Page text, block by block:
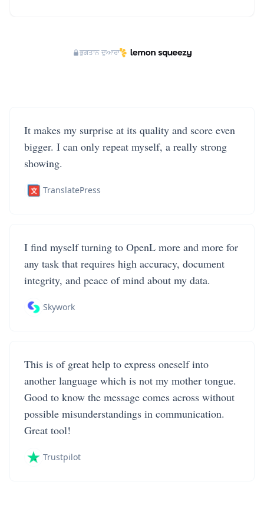
ਭੁਗਤਾਨ ਦੁਆਰਾ
It makes my surprise at its quality and score even
bigger. I can only repeat myself, a really strong
showing.
TranslatePress
I find myself turning to OpenL more and more for
any task that requires high accuracy, document
integrity, and peace of mind about my data.
Skywork
This is of great help to express oneself into
another language which is not my mother tongue.
Good to know the message comes across without
possible misunderstandings in communication.
Great tool!
Trustpilot